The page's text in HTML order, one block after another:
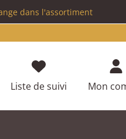
dans l'assortiment
Liste de suivi Vous avez
Mon